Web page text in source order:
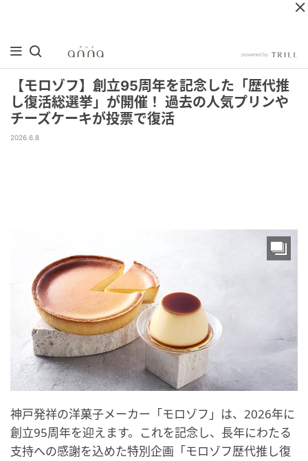
【モロゾフ】創立95周年を記念した「歴代推
し復活総選挙」が開催！ 過去の人気プリンや
チーズケーキが投票で復活
2026.6.8
神戸発祥の洋菓子メーカー「モロゾフ」は、2026年に
創立95周年を迎えます。これを記念し、長年にわたる
支持への感謝を込めた特別企画「モロゾフ歴代推し復